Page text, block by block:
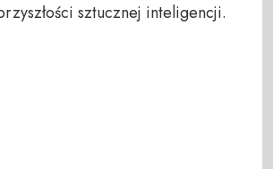
sztucznej inteligencji.